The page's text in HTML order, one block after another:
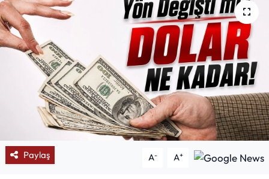
Paylaş A- A+
Manşet
Köşe Yazıları
Karikatür Galeri
BIK
ASTROLOJİ